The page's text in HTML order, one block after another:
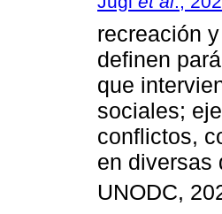
recreación
definen
que
sociales;
conflictos,
en diversas
UNODC,